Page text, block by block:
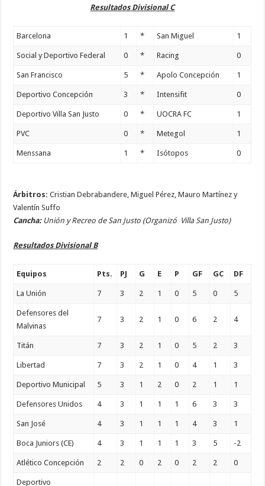
Resultados Divisional C
Barcelona 1 * San Miguel 1
Social y Deportivo Federal 0 * Racing 0
San Francisco 5 * Apolo Concepción 1
Deportivo Concepción 3 * Intensifit 0
Deportivo Villa San Justo 0 * UOCRA FC 1
PVC 0 * Metegol 1
Menssana 1 * Isótopos 0
Árbitros: Cristian Debrabandere, Miguel Pérez, Mauro Martínez y
Valentín Suffo
Cancha:Unión y Recreo de San Justo (Organizó Villa San Justo)
Resultados Divisional B
Equipos Pts. PJ G E P GF GC DF
La Unión 7 3 2 1 0 5 0 5
Defensores del
Malvinas
7 3 2 1 0 6 2 4
Titán 7 3 2 1 0 5 2 3
Libertad 7 3 2 1 0 4 1 3
Deportivo Municipal 5 3 1 2 0 2 1 1
Defensores Unidos 4 3 1 1 1 6 3 3
San José 4 3 1 1 1 4 3 1
Boca Juniors (CE) 4 3 1 1 1 3 5 -2
Atlético Concepción 2 2 0 2 0 2 2 0
Deportivo